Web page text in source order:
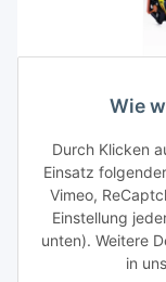
Artikelnummer:
1 x2.800
Wie
Durch Klicken
Einsatz
Vimeo,
Einstellung
unten). Weitere
in